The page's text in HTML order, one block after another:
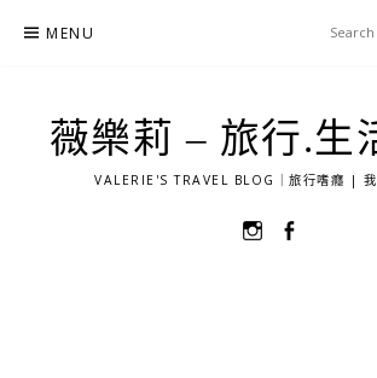
MENU
薇樂莉 – 旅行.生
VALERIE'S TRAVEL BLOG｜旅行嗜癮 | 我
選